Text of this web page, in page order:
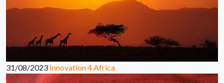
31/08/2023 Innovation 4 Africa